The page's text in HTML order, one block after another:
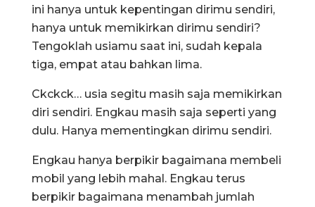
ini hanya untuk kepentingan dirimu sendiri,
hanya untuk memikirkan dirimu sendiri?
Tengoklah usiamu saat ini, sudah kepala
tiga, empat atau bahkan lima.
Ckckck… usia segitu masih saja memikirkan
diri sendiri. Engkau masih saja seperti yang
dulu. Hanya mementingkan dirimu sendiri.
Engkau hanya berpikir bagaimana membeli
mobil yang lebih mahal. Engkau terus
berpikir bagaimana menambah jumlah